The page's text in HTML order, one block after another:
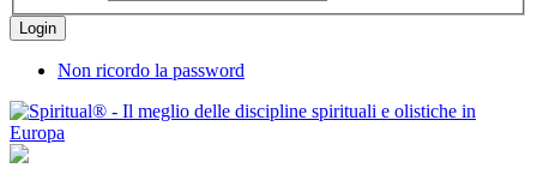
Non ricordo la password